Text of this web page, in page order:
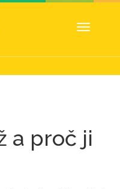
Zobrazit
a proč ji